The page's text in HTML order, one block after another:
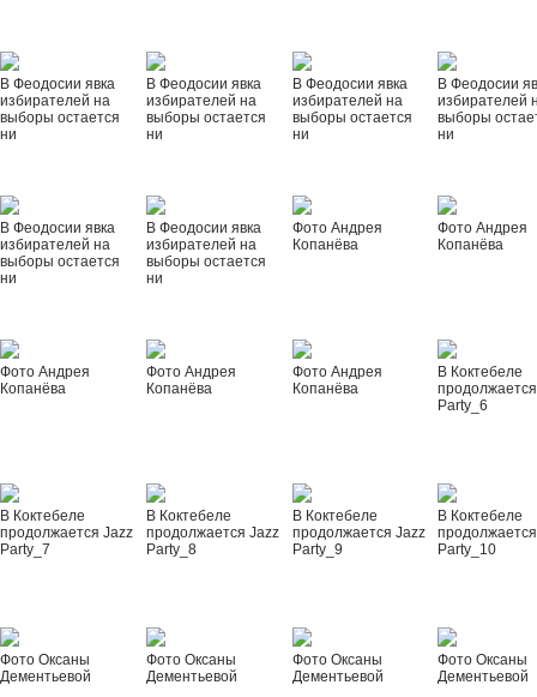
В Феодосии явка
избирателей на
выборы остается
ни
В Феодосии явка
избирателей на
выборы остается
ни
В Феодосии явка
избирателей на
выборы остается
ни
В Феодосии
избирателей
выборы
ни
В Феодосии явка
избирателей на
выборы остается
ни
В Феодосии явка
избирателей на
выборы остается
ни
Фото Андрея
Копанёва
Фото Андрея
Копанёва
Фото Андрея
Копанёва
Фото Андрея
Копанёва
Фото Андрея
Копанёва
В Коктебеле
Party_6
В Коктебеле
продолжается Jazz
Party_7
В Коктебеле
продолжается Jazz
Party_8
В Коктебеле
продолжается Jazz
Party_9
В Коктебеле
Party_10
Фото Оксаны
Дементьевой
Фото Оксаны
Дементьевой
Фото Оксаны
Дементьевой
Фото Оксаны
Дементьевой